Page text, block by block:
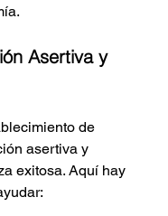
Asertiva y
de
asertiva y
exitosa. Aquí hay